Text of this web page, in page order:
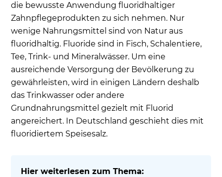
die bewusste Anwendung fluoridhaltiger
Zahnpflegeprodukten zu sich nehmen. Nur
wenige Nahrungsmittel sind von Natur aus
fluoridhaltig. Fluoride sind in Fisch, Schalentiere,
Tee, Trink- und Mineralwässer. Um eine
ausreichende Versorgung der Bevölkerung zu
gewährleisten, wird in einigen Ländern deshalb
das Trinkwasser oder andere
Grundnahrungsmittel gezielt mit Fluorid
angereichert. In Deutschland geschieht dies mit
fluoridiertem Speisesalz.